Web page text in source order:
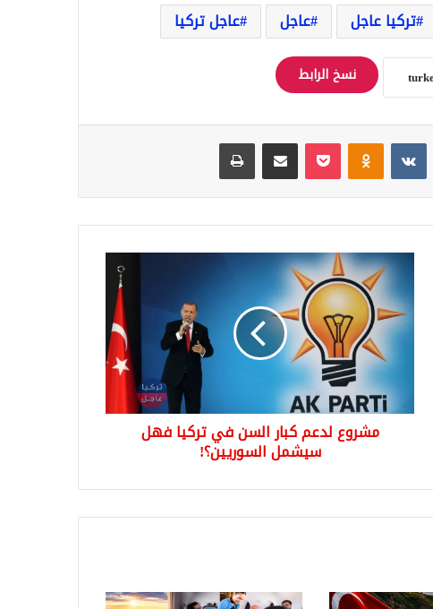
تركيا عاجل عاجل عاجل تركيا
نسخ الرابط
Odnoklassniki
‫Pocket مشاركة عبر البريد طباعة
مشروع
كبار
السن
في
سيشمل
السوريين؟!
مشروع لدعم كبار السن في تركيا فهل
سيشمل السوريين؟!